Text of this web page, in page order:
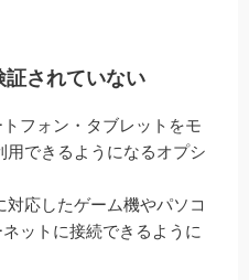
証されていない
フォン・タブレットをモ
用できるようになるオプシ
応したゲーム機やパソコ
ットに接続できるように